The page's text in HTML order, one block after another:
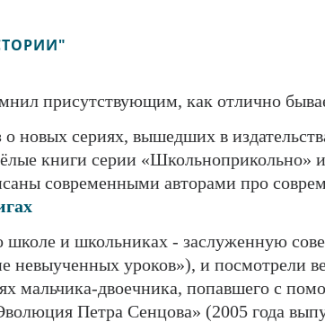
присутствующим, как отлично
о новых сериях, вышедших в
книги серии «Школьноприкольно»
современными авторами про
и школьниках - заслуженную
невыученных уроков»), и посмотрели
мальчика-двоечника, попавшего с
Петра Сенцова» (2005 года